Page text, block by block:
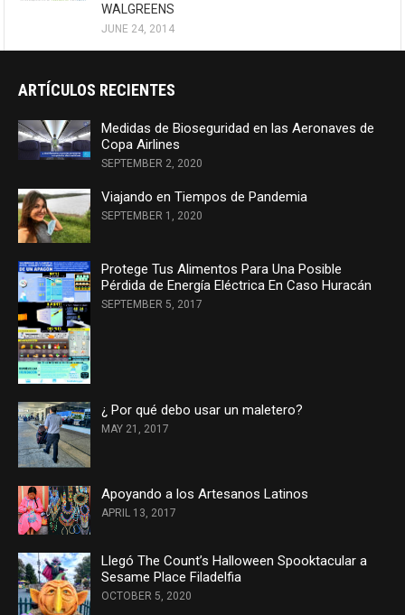
WALGREENS
JUNE 24, 2014
ARTÍCULOS RECIENTES
Medidas de Bioseguridad en las Aeronaves de
Copa Airlines
SEPTEMBER 2, 2020
Viajando en Tiempos de Pandemia
SEPTEMBER 1, 2020
Protege Tus Alimentos Para Una Posible
Pérdida de Energía Eléctrica En Caso Huracán
SEPTEMBER 5, 2017
¿ Por qué debo usar un maletero?
MAY 21, 2017
Apoyando a los Artesanos Latinos
APRIL 13, 2017
Llegó The Count’s Halloween Spooktacular a
Sesame Place Filadelfia
OCTOBER 5, 2020